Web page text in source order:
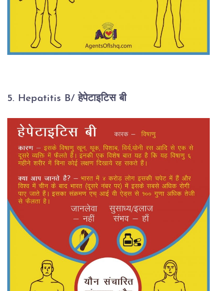
5. Hepatitis B/ हेपेटाइटिस बी